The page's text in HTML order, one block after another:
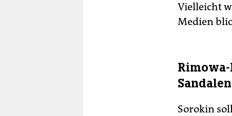
Vielleicht
Medien
Sandalen
Sorokin